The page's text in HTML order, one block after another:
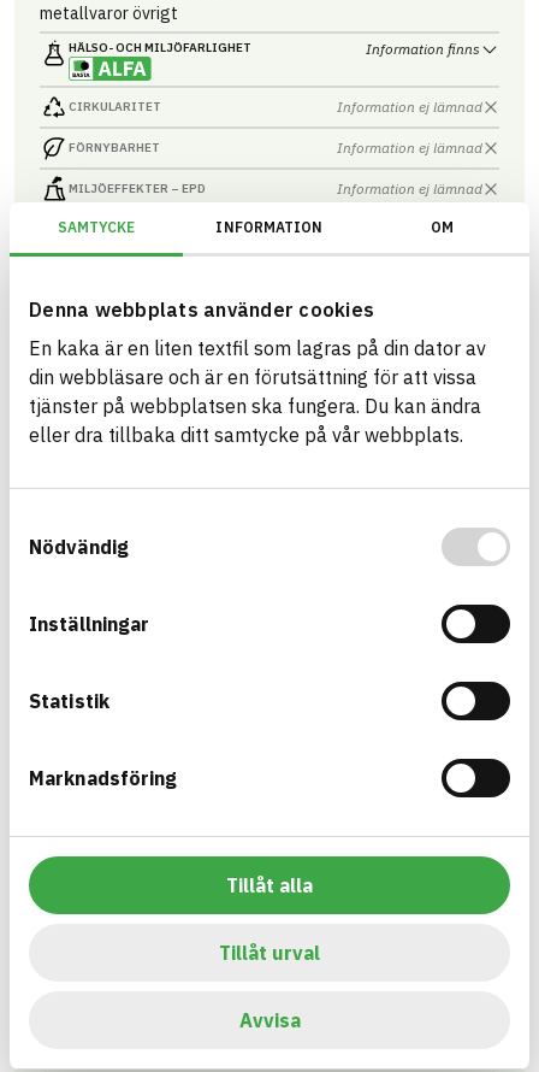
SAMTYCKE INFORMATION OM
Denna webbplats använder cookies
En kaka är en liten textfil som lagras på din dator av
din webbläsare och är en förutsättning för att vissa
tjänster på webbplatsen ska fungera. Du kan ändra
eller dra tillbaka ditt samtycke på vår webbplats.
Nödvändig
Inställningar
Statistik
Marknadsföring
Tillåt alla
Tillåt urval
Avvisa
metallvaror övrigt
HÄLSO- OCH MILJÖ­FARLIGHET Information finns
CIRKULARITET Information ej lämnad
FÖRNYBARHET Information ej lämnad
MILJÖEFFEKTER – EPD Information ej lämnad
EMISSIONER OCH TESTER Information ej lämnad
DAV Nordic Vägräcke
Vägräcke
Vägräcke
BK04-KOD
DAV Nordic AB
BASTA ID
679022
FÖRNYBARHET Information ej lämnad
EMISSIONER OCH TESTER Information ej lämnad
Belysningsstolpe
ARTIKEL­NUMMER
18299Belysningsvaror övrigt
FÖRETAG
DAV Nordic AB
BASTA ID
679023
HÄLSO- OCH MILJÖ­FARLIGHET